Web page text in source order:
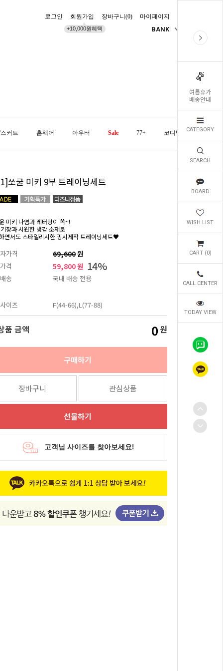
여름휴가
배송안내
CATEGORY
SEARCH
BOARD
WISH LIST
CART (0)
CALL CENTER
TODAY VIEW
로그인 회원가입
+10,000원혜택
장바구니(0) 마이페이지
BANK
커트 홈웨어 아우터 Sale 77+ 코디템 오늘발송
쏘쿨 미키 9부 트레이닝세트
미키 나염과 레터링이 쏙~!
장과 시원한 냉감 소재로
면서도 스타일리시한 핑시제작 트레이닝세트♥
가격 69,600원
격 59,800 원 14%
송 국내 배송 전용
이즈 F(44-66),L(77-88)
품 금액 0 원
구매하기
장바구니 관심상품
선물하기